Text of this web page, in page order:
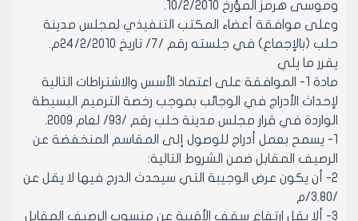
وموسى هرمز المؤرخ 10/2/2010.
وعلى موافقة أعضاء المكتب التنفيذي لمجلس مدينة
حلب (بالإجماع) في جلسته رقم /7/ تاريخ 24/2/2010م.
يقرر ما يلي
مادة 1- الموافقة على اعتماد الأسس والاشتراطات التالية
لإحداث الأدراج في الوجائب بموجب رخصة الترميم البسيطة
الواردة في قرار مجلس مدينة حلب رقم /93/ لعام 2009.
1- يسمح بعمل أدراج للوصول إلى المقاسم المنخفضة عن
الرصيف المقابل ضمن الشروط التالية:
2- أن يكون عرض الوجيبة التي سيحدث الدرج فيها لا يقل عن
/3.80/م
3- ألا يقل ارتفاع سقف الأقبية عن منسوب الرصيف المقابل